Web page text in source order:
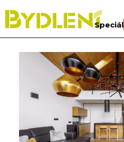
Speciál